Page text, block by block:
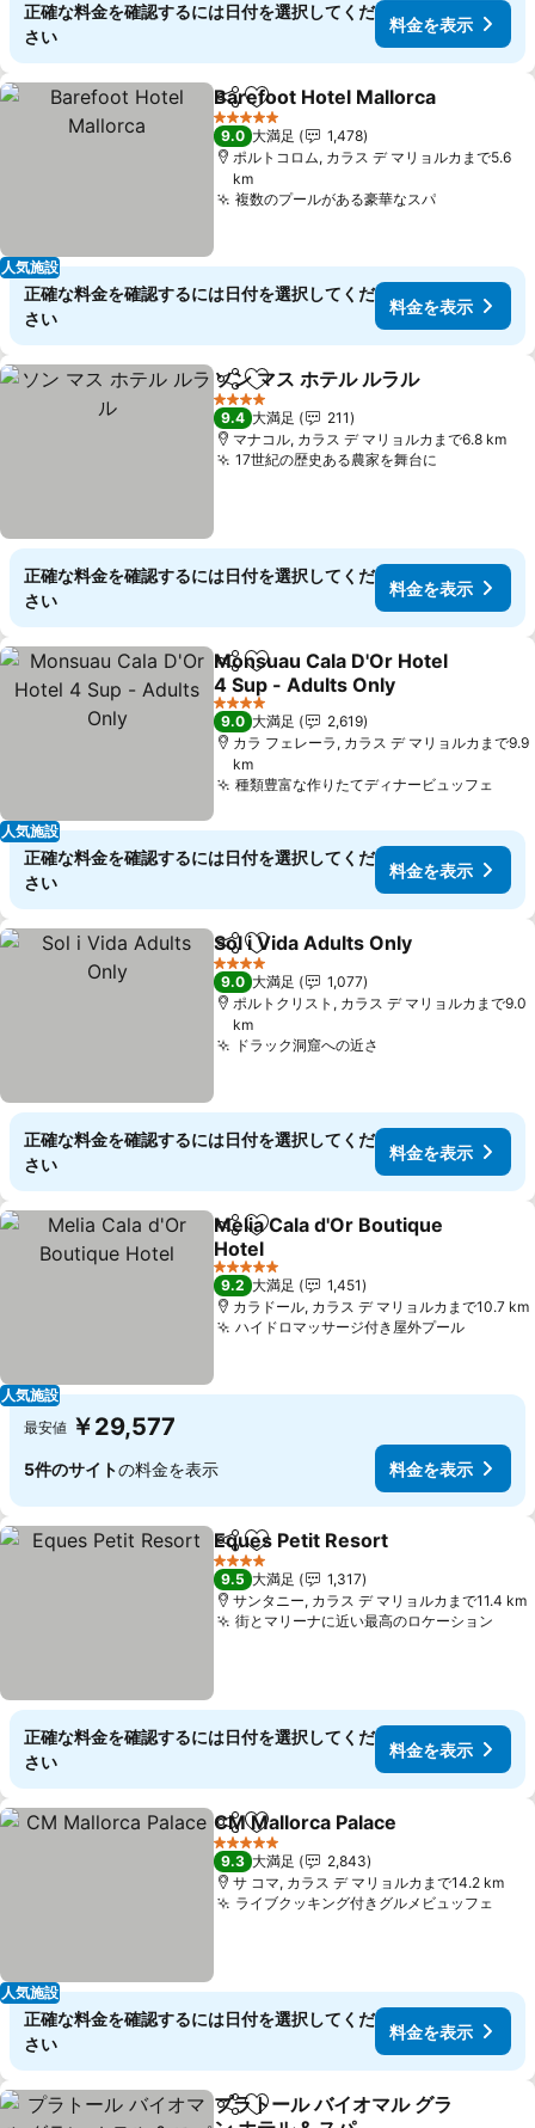
正確な料金を確認するには日付を選択してくだ
さい
料金を表示
人気施設
シェアお気に入りに追加
Barefoot Hotel Mallorca
5 ホテルのランク
9.0 大満足
1,478
ポルトコロム, カラス デ マリョルカまで5.6
km
複数のプールがある豪華なスパ料金を表示
正確な料金を確認するには日付を選択してくだ
さい
料金を表示
シェアお気に入りに追加
ソン マス ホテル ルラル
4 ホテルのランク
9.4 大満足
211
マナコル, カラス デ マリョルカまで6.8 km
17世紀の歴史ある農家を舞台に
正確な料金を確認するには日付を選択してくだ
さい
料金を表示
人気施設
シェアお気に入りに追加
Monsuau Cala D'Or Hotel
4 Sup - Adults Only
料金を表示
4 ホテルのランク
9.0 大満足
2,619
カラ フェレーラ, カラス デ マリョルカまで9.9
km
種類豊富な作りたてディナービュッフェ
正確な料金を確認するには日付を選択してくだ
さい
料金を表示
シェアお気に入りに追加
Sol i Vida Adults Only
4 ホテルのランク
9.0 大満足
1,077
ポルトクリスト, カラス デ マリョルカまで9.0
km
ドラック洞窟への近さ
正確な料金を確認するには日付を選択してくだ
さい
料金を表示
人気施設
シェアお気に入りに追加
Melia Cala d'Or Boutique
Hotel
料金を表示
5 ホテルのランク
9.2 大満足
1,451
カラドール, カラス デ マリョルカまで10.7 km
ハイドロマッサージ付き屋外プール料金を
最安値 ￥29,577
5件のサイトの料金を表示 料金を表示
シェアお気に入りに追加
Eques Petit Resort
4 ホテルのランク
9.5 大満足
1,317
サンタニー, カラス デ マリョルカまで11.4 km
街とマリーナに近い最高のロケーション
正確な料金を確認するには日付を選択してくだ
さい
料金を表示
人気施設
シェアお気に入りに追加
CM Mallorca Palace
5 ホテルのランク
9.3 大満足
2,843
サ コマ, カラス デ マリョルカまで14.2 km
ライブクッキング付きグルメビュッフェ
正確な料金を確認するには日付を選択してくだ
さい
料金を表示
シェアお気に入りに追加
プラトール バイオマル グラ